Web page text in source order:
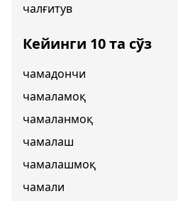
чалғитув
Кейинги 10 та сўз
чамадончи
чамаламоқ
чамаланмоқ
чамалаш
чамалашмоқ
чамали